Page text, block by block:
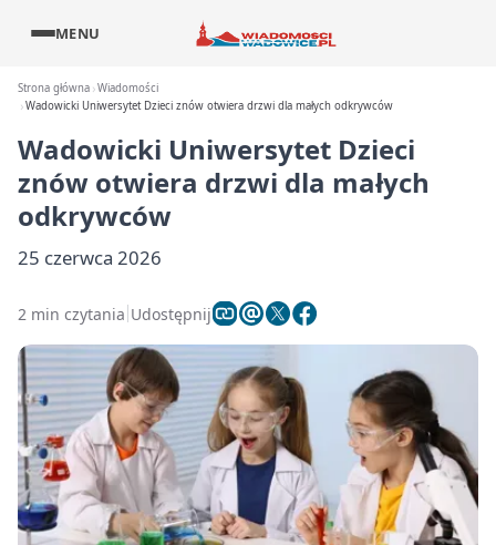
MENU
Strona główna Wiadomości
Wadowicki Uniwersytet Dzieci znów otwiera drzwi dla małych odkrywców
Wadowicki Uniwersytet Dzieci
znów otwiera drzwi dla małych
odkrywców
25 czerwca 2026
2 min czytania Udostępnij